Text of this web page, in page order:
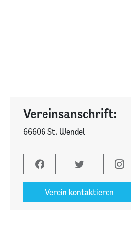
Vereinsanschrift:
66606 St. Wendel
Verein kontaktieren